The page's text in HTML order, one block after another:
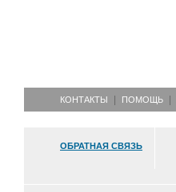
КОНТАКТЫ ПОМОЩЬ
ОБРАТНАЯ СВЯЗЬ